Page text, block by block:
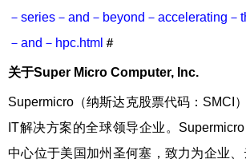
－series－and－beyond－accelerating－
－and－hpc.html ＃
关于Super Micro Computer, Inc.
Supermicro（纳斯达克股票代码：SMCI
IT解决方案的全球领导企业。
中心位于美国加州圣何塞，致力为企业